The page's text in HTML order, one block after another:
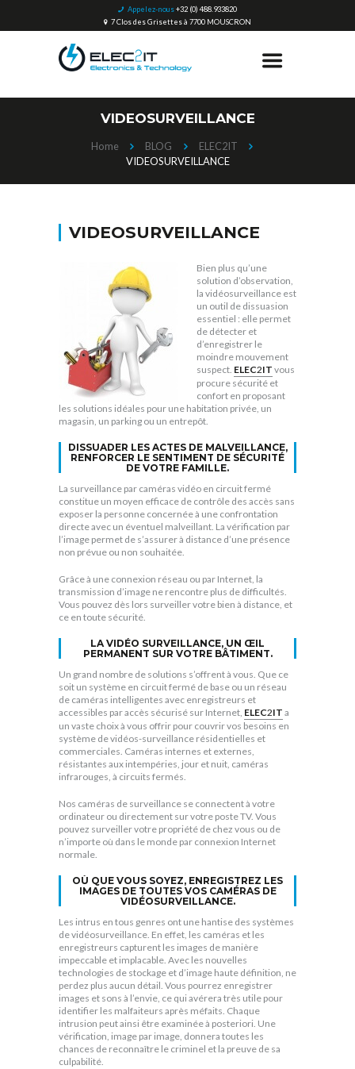
Appelez-nous+32 (0) 488.933820
7 Clos des Grisettes à 7700 MOUSCRON
VIDEOSURVEILLANCE
Home BLOG
ELEC2IT
VIDEOSURVEILLANCE
VIDEOSURVEILLANCE
Bien plus qu’une
solution d’observation,
la vidéosurveillance est
un outil de dissuasion
essentiel : elle permet
de détecter et
d’enregistrer le
moindre mouvement
suspect. ELEC2IT vous
procure sécurité et
confort en proposant
les solutions idéales pour une habitation privée, un
magasin, un parking ou un entrepôt.
DISSUADER LES ACTES DE MALVEILLANCE,
RENFORCER LE SENTIMENT DE SÉCURITÉ
DE VOTRE FAMILLE.
La surveillance par caméras vidéo en circuit fermé
constitue un moyen efficace de contrôle des accès sans
exposer la personne concernée à une confrontation
directe avec un éventuel malveillant. La vérification par
l’image permet de s’assurer à distance d’une présence
non prévue ou non souhaitée.
Grâce à une connexion réseau ou par Internet, la
transmission d’image ne rencontre plus de difficultés.
Vous pouvez dès lors surveiller votre bien à distance, et
ce en toute sécurité.
LA VIDÉO SURVEILLANCE, UN ŒIL
PERMANENT SUR VOTRE BÂTIMENT.
Un grand nombre de solutions s’offrent à vous. Que ce
soit un système en circuit fermé de base ou un réseau
de caméras intelligentes avec enregistreurs et
accessibles par accès sécurisé sur Internet, ELEC2IT a
un vaste choix à vous offrir pour couvrir vos besoins en
système de vidéos-surveillance résidentielles et
commerciales. Caméras internes et externes,
résistantes aux intempéries, jour et nuit, caméras
infrarouges, à circuits fermés.
Nos caméras de surveillance se connectent à votre
ordinateur ou directement sur votre poste TV. Vous
pouvez surveiller votre propriété de chez vous ou de
n’importe où dans le monde par connexion Internet
normale.
OÙ QUE VOUS SOYEZ, ENREGISTREZ LES
IMAGES DE TOUTES VOS CAMÉRAS DE
VIDÉOSURVEILLANCE.
Les intrus en tous genres ont une hantise des systèmes
de vidéosurveillance. En effet, les caméras et les
enregistreurs capturent les images de manière
impeccable et implacable. Avec les nouvelles
technologies de stockage et d’image haute définition, ne
perdez plus aucun détail. Vous pourrez enregistrer
images et sons à l’envie, ce qui avérera très utile pour
identifier les malfaiteurs après méfaits. Chaque
intrusion peut ainsi être examinée à posteriori. Une
vérification, image par image, donnera toutes les
chances de reconnaître le criminel et la preuve de sa
culpabilité.